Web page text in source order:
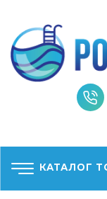
КАТАЛОГ